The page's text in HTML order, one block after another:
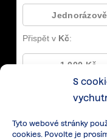
S
Tyto webové stránky
cookies. Povolte je